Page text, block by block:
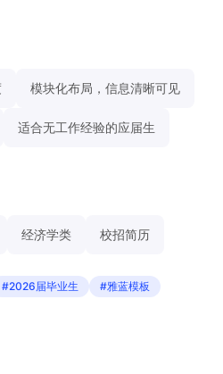
模块化布局，信息清晰可见
适合无工作经验的应届生
经济学类 校招简历
#2026届毕业生
#雅蓝模板